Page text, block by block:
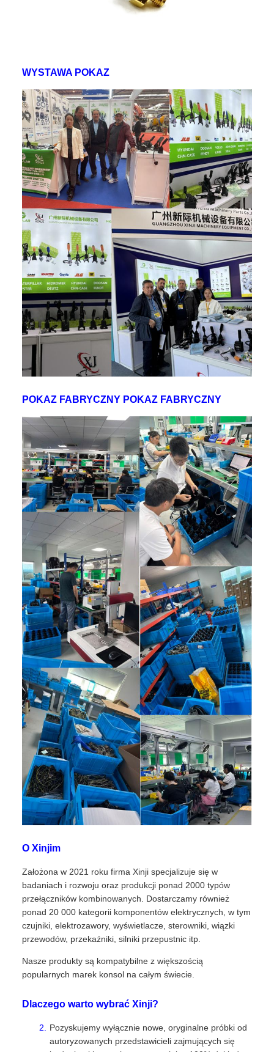
WYSTAWA POKAZ
POKAZ FABRYCZNY POKAZ FABRYCZNY
O Xinjim
Założona w 2021 roku firma Xinji specjalizuje się w
badaniach i rozwoju oraz produkcji ponad 2000 typów
przełączników kombinowanych. Dostarczamy również
ponad 20 000 kategorii komponentów elektrycznych, w tym
czujniki, elektrozawory, wyświetlacze, sterowniki, wiązki
przewodów, przekaźniki, silniki przepustnic itp.
Nasze produkty są kompatybilne z większością
popularnych marek konsol na całym świecie.
Dlaczego warto wybrać Xinji?
Pozyskujemy wyłącznie nowe, oryginalne próbki od
autoryzowanych przedstawicieli zajmujących się